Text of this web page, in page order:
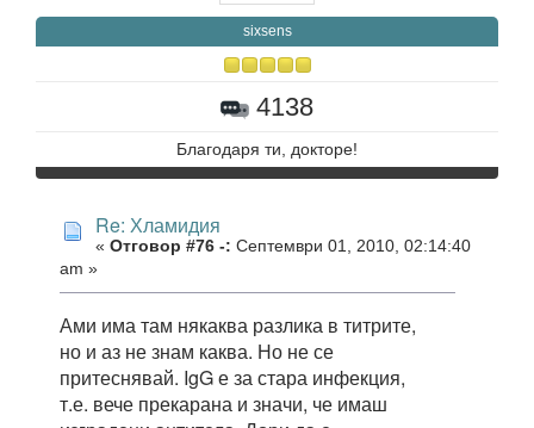
sixsens
4138
Благодаря ти, докторе!
Re: Хламидия
« Отговор #76 -: Септември 01, 2010, 02:14:40
am »
Ами има там някаква разлика в титрите,
но и аз не знам каква. Но не се
притеснявай. IgG е за стара инфекция,
т.е. вече прекарана и значи, че имаш